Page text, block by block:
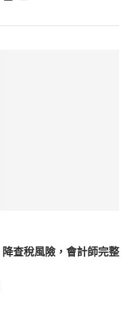
查稅風險，會計師完整